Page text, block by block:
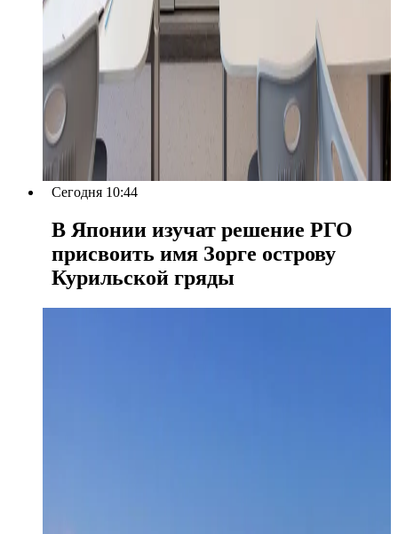
Сегодня 10:44
В Японии изучат решение РГО
присвоить имя Зорге острову
Курильской гряды